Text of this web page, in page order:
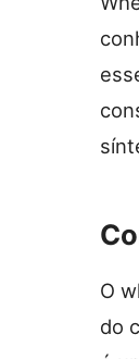
O
do